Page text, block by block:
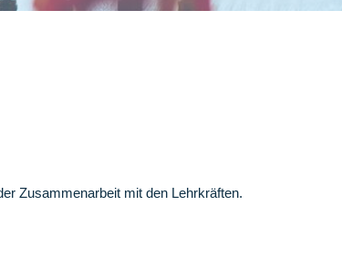
Zusammenarbeit mit den Lehrkräften.